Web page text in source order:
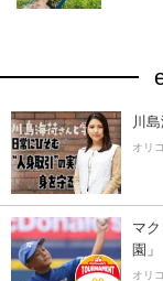
川
オリ
マ
園」
オリ